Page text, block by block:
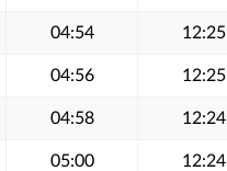
04:54 12:25
04:56 12:25
04:58 12:24
05:00 12:24